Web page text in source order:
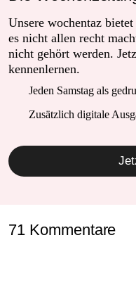
Unsere wochentaz
es nicht allen recht
nicht gehört werden.
kennenlernen.
Jeden Samstag als
Zusätzlich digitale
71 Kommentare